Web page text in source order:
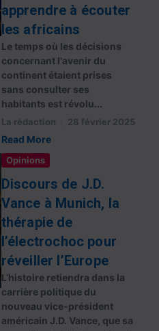
apprendre à écouter
les africains
Le temps où les décisions
concernant l'avenir du
continent étaient prises
sans consulter ses
habitants est révolu...
La rédaction 28 février 2025
Read More
Opinions
Discours de J.D.
Vance à Munich, la
thérapie de
l’électrochoc pour
réveiller l’Europe
L’histoire retiendra dans la
carrière politique du
nouveau vice-président
américain J.D. Vance, que sa